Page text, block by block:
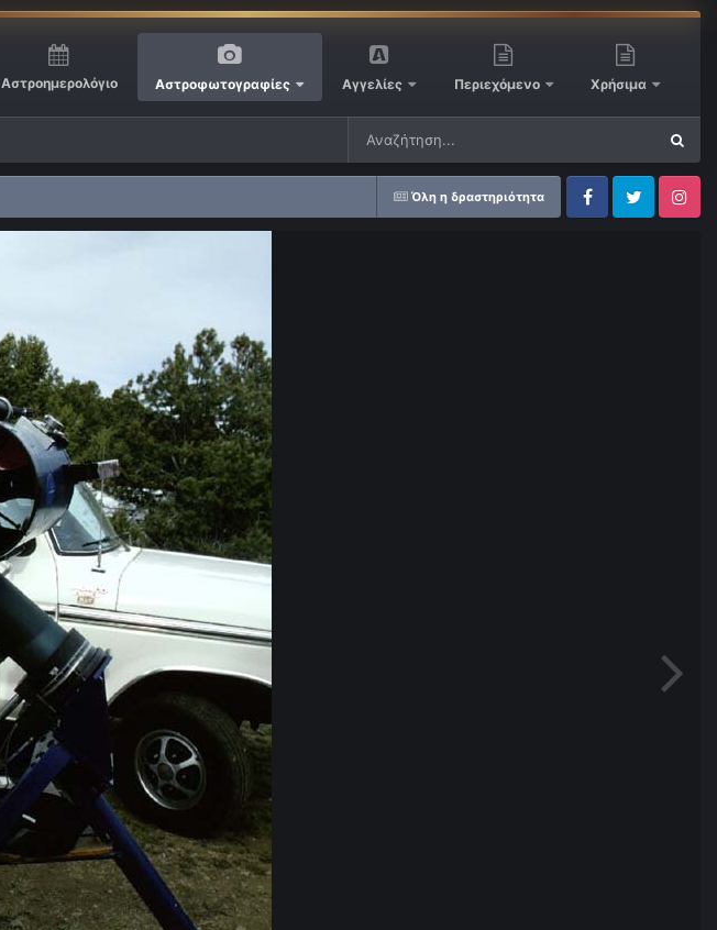
Αστροημερολόγιο Αστροφωτογραφίες Αγγελίες Περιεχόμενο Χρήσιμα
Όλη η δραστηριότητα
FacebookTwitter Instagram